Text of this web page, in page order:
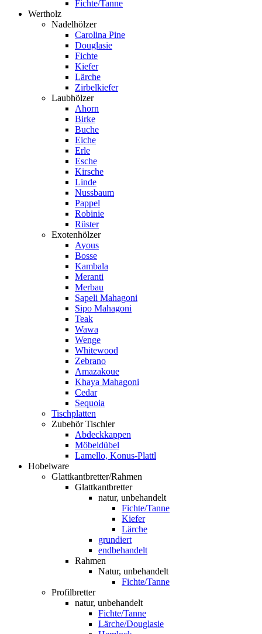
Fichte/Tanne
Wertholz
Nadelhölzer
Carolina Pine
Douglasie
Fichte
Kiefer
Lärche
Zirbelkiefer
Laubhölzer
Ahorn
Birke
Buche
Eiche
Erle
Esche
Kirsche
Linde
Nussbaum
Pappel
Robinie
Rüster
Exotenhölzer
Ayous
Bosse
Kambala
Meranti
Merbau
Sapeli Mahagoni
Sipo Mahagoni
Teak
Wawa
Wenge
Whitewood
Zebrano
Amazakoue
Khaya Mahagoni
Cedar
Sequoia
Tischplatten
Zubehör Tischler
Abdeckkappen
Möbeldübel
Lamello, Konus-Plattl
Hobelware
Glattkantbretter/Rahmen
Glattkantbretter
natur, unbehandelt
Fichte/Tanne
Kiefer
Lärche
grundiert
endbehandelt
Rahmen
Natur, unbehandelt
Fichte/Tanne
Profilbretter
natur, unbehandelt
Fichte/Tanne
Lärche/Douglasie